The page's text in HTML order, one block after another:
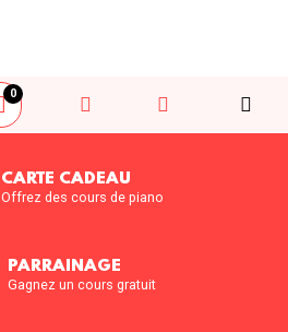
0
CARTE CADEAU
Offrez des cours de piano
PARRAINAGE
Gagnez un cours gratuit